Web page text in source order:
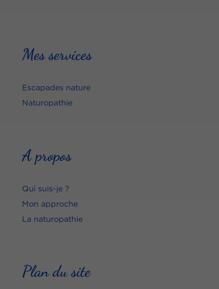
Mes services
Escapades nature
Naturopathie
A propos
Qui suis-je ?
Mon approche
La naturopathie
Plan du site